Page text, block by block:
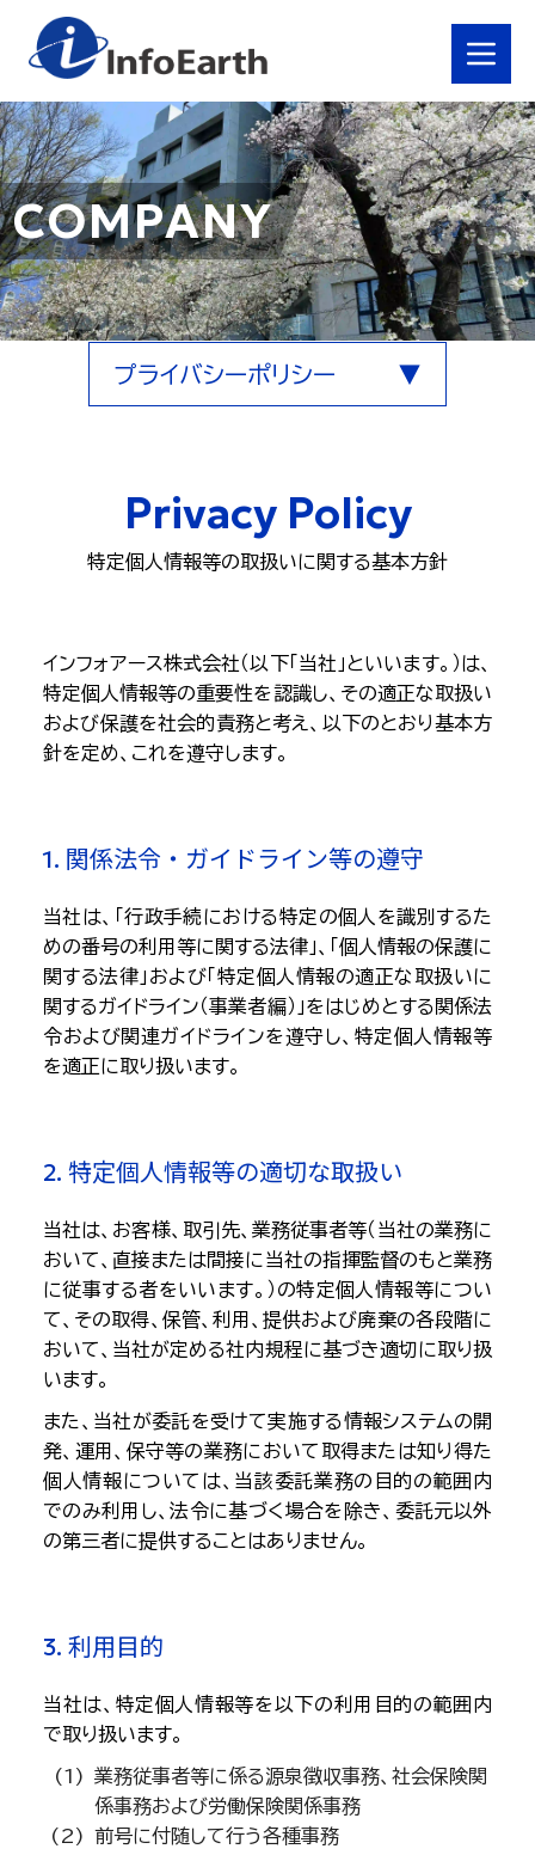
COMPANY
プライバシーポリシー ▼
Privacy Policy
特定個人情報等の取扱いに関する基本方針
インフォアース株式会社（以下「当社」といいます。）は、
特定個人情報等の重要性を認識し、その適正な取扱い
および保護を社会的責務と考え、以下のとおり基本方
針を定め、これを遵守します。
1. 関係法令・ガイドライン等の遵守
当社は、「行政手続における特定の個人を識別するた
めの番号の利用等に関する法律」、「個人情報の保護に
関する法律」および「特定個人情報の適正な取扱いに
関するガイドライン（事業者編）」をはじめとする関係法
令および関連ガイドラインを遵守し、特定個人情報等
を適正に取り扱います。
2. 特定個人情報等の適切な取扱い
当社は、お客様、取引先、業務従事者等（当社の業務に
おいて、直接または間接に当社の指揮監督のもと業務
に従事する者をいいます。）の特定個人情報等につい
て、その取得、保管、利用、提供および廃棄の各段階に
おいて、当社が定める社内規程に基づき適切に取り扱
います。
また、当社が委託を受けて実施する情報システムの開
発、運用、保守等の業務において取得または知り得た
個人情報については、当該委託業務の目的の範囲内
でのみ利用し、法令に基づく場合を除き、委託元以外
の第三者に提供することはありません。
3. 利用目的
当社は、特定個人情報等を以下の利用目的の範囲内
で取り扱います。
業務従事者等に係る源泉徴収事務、社会保険関
係事務および労働保険関係事務
前号に付随して行う各種事務